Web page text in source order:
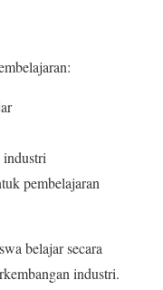
industri
pembelajaran
belajar secara
industri.